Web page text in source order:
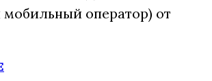
оператор) от